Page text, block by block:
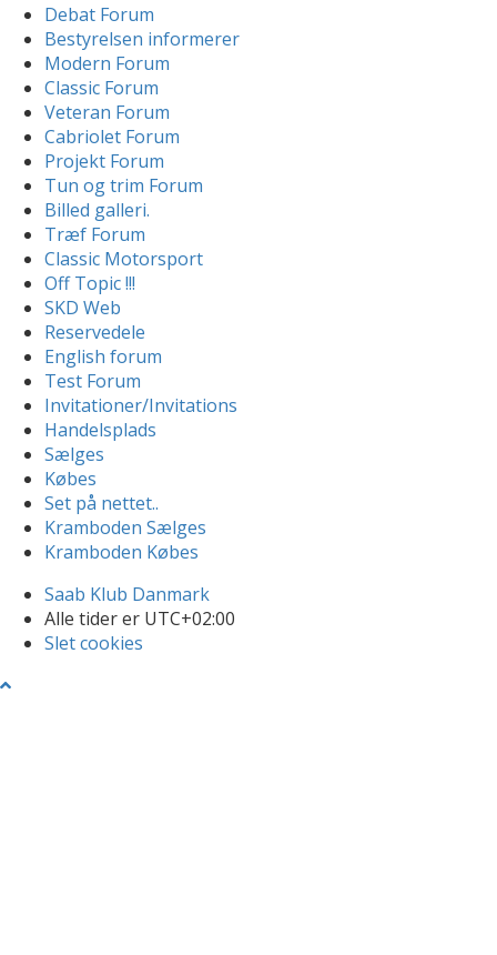
Debat Forum
Bestyrelsen informerer
Modern Forum
Classic Forum
Veteran Forum
Cabriolet Forum
Projekt Forum
Tun og trim Forum
Billed galleri.
Træf Forum
Classic Motorsport
Off Topic !!!
SKD Web
Reservedele
English forum
Test Forum
Invitationer/Invitations
Handelsplads
Sælges
Købes
Set på nettet..
Kramboden Sælges
Kramboden Købes
Saab Klub Danmark
Alle tider er UTC+02:00
Slet cookies